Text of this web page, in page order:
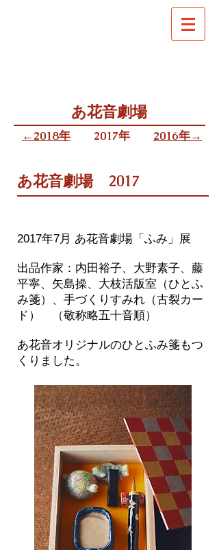
あ花音劇場
←2018年 ​2017年 ​2016年→
あ花音劇場 2017
​2017年7月 あ花音劇場「ふみ」展
出品作家： 内田裕子、大野素子、藤
平寧、矢島操、大枝活版室（ひとふ
み箋）、 手づくりすみれ（古裂カー
ド） （敬称略五十音順）
あ花音オリジナルのひとふみ箋もつ
くりました。